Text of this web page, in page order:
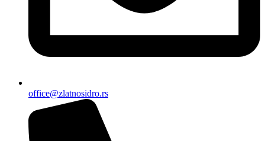
office@zlatnosidro.rs